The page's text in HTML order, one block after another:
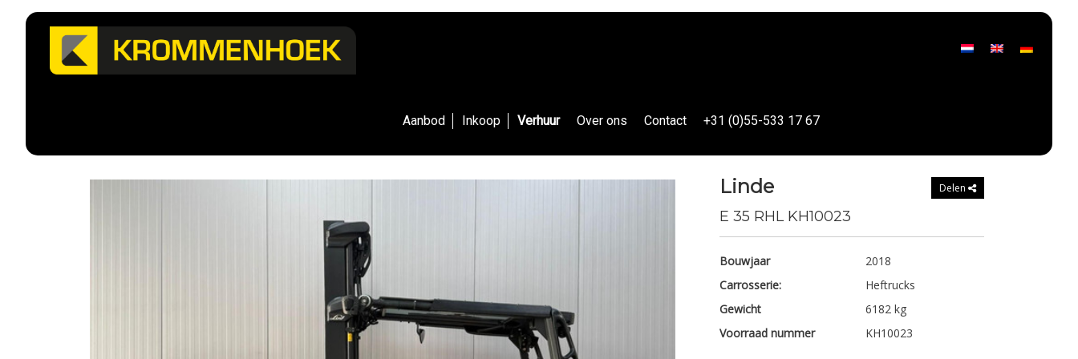
Aanbod Inkoop Verhuur Over ons Contact +31 (0)55-533 17 67
Delen
Linde
E 35 RHL KH10023
Bouwjaar
2018
Carrosserie:
Heftrucks
Gewicht
6182 kg
Voorraad nummer
KH10023